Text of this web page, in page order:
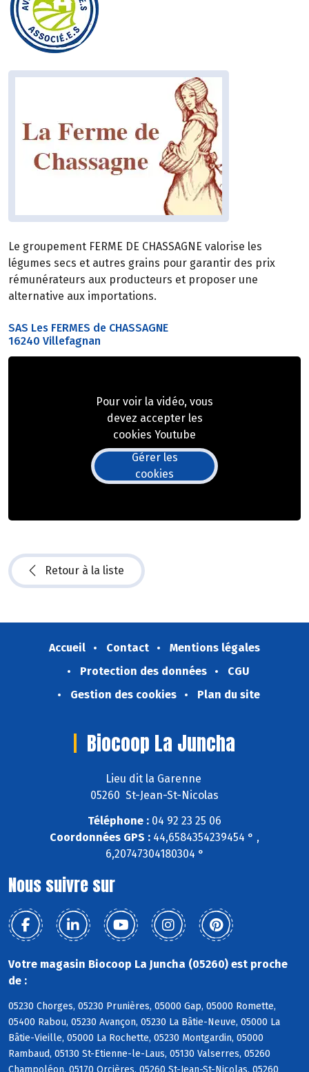
Le groupement FERME DE CHASSAGNE valorise les
légumes secs et autres grains pour garantir des prix
rémunérateurs aux producteurs et proposer une
alternative aux importations.
SAS Les FERMES de CHASSAGNE
16240 Villefagnan
Pour voir la vidéo, vous
devez accepter les
cookies Youtube
Gérer les
cookies
Retour à la liste
Accueil Contact
Mentions légales
Protection des données
CGU
Gestion des cookies
Plan du site
Biocoop La Juncha
Lieu dit la Garenne
05260 St-Jean-St-Nicolas
Téléphone : 04 92 23 25 06
Coordonnées GPS : 44,6584354239454 ° ,
6,20747304180304 °
Nous suivre sur
Votre magasin Biocoop La Juncha (05260) est proche
de :
05230 Chorges, 05230 Prunières, 05000 Gap, 05000 Romette,
05400 Rabou, 05230 Avançon, 05230 La Bâtie-Neuve, 05000 La
Bâtie-Vieille, 05000 La Rochette, 05230 Montgardin, 05000
Rambaud, 05130 St-Etienne-le-Laus, 05130 Valserres, 05260
Champoléon, 05170 Orcières, 05260 St-Jean-St-Nicolas, 05260